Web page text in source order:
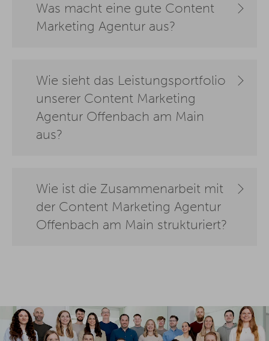
Was macht eine gute Content
Marketing Agentur aus?
Wie sieht das Leistungsportfolio
unserer Content Marketing
Agentur Offenbach am Main
aus?
Wie ist die Zusammenarbeit mit
der Content Marketing Agentur
Offenbach am Main strukturiert?